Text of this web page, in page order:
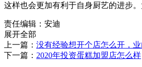
这样也会更加有利于自身厨艺的进步。
责任编辑：安迪
展开全部
上一篇： 没有经验想开个店怎么开，
下一篇： 2020年投资蛋糕加盟店怎么样